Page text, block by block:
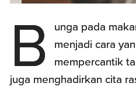
B
unga pada
menjadi cara
mempercantik
juga menghadirkan cita